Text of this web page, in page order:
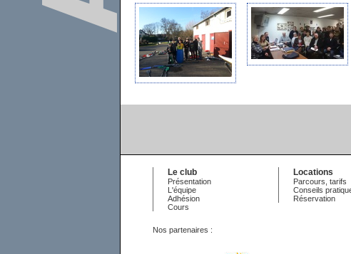
Le club
Présentation
L'équipe
Adhésion
Cours
Locations
Parcours, tarifs
Conseils
Réservation
Nos partenaires :